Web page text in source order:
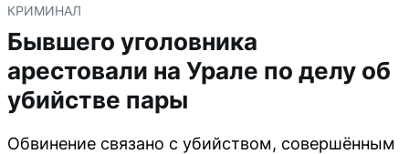
КРИМИНАЛ
Бывшего уголовника
арестовали на Урале по делу об
убийстве пары
Обвинение связано с убийством, совершённым